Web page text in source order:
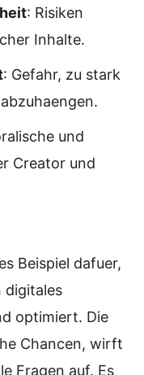
: Risiken
Inhalte.
: Gefahr, zu stark
und
Creator und
Beispiel dafuer,
digitales
optimiert. Die
Chancen, wirft
Fragen auf. Es